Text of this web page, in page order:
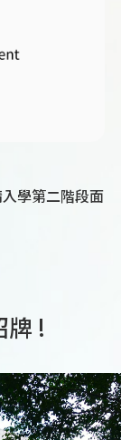
學第二階段面
牌 !